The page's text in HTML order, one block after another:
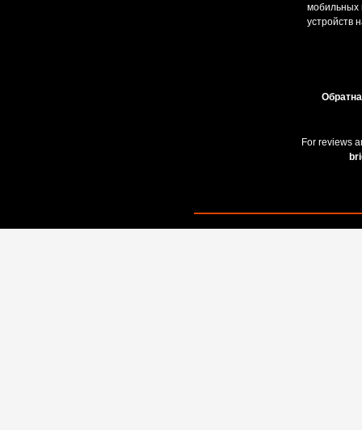
мобильных
устройств
For reviews